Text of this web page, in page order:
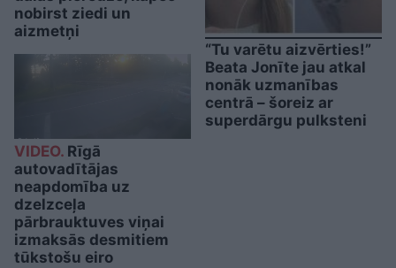
nobirst ziedi un
aizmetņi
VIDEO. Rīgā
autovadītājas
neapdomība uz
dzelzceļa
pārbrauktuves viņai
izmaksās desmitiem
tūkstošu eiro
“Tu varētu aizvērties!”
Beata Jonīte jau atkal
nonāk uzmanības
centrā – šoreiz ar
superdārgu pulksteni